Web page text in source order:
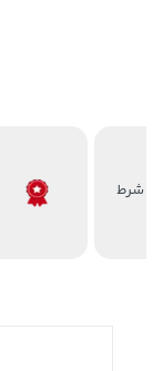
141,000 تومان